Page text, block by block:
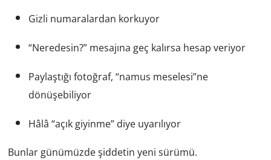
Gizli numaralardan korkuyor
“Neredesin?” mesajına geç kalırsa hesap veriyor
Paylaştığı fotoğraf, “namus meselesi”ne
dönüşebiliyor
Hâlâ “açık giyinme” diye uyarılıyor
Bunlar günümüzde şiddetin yeni sürümü.